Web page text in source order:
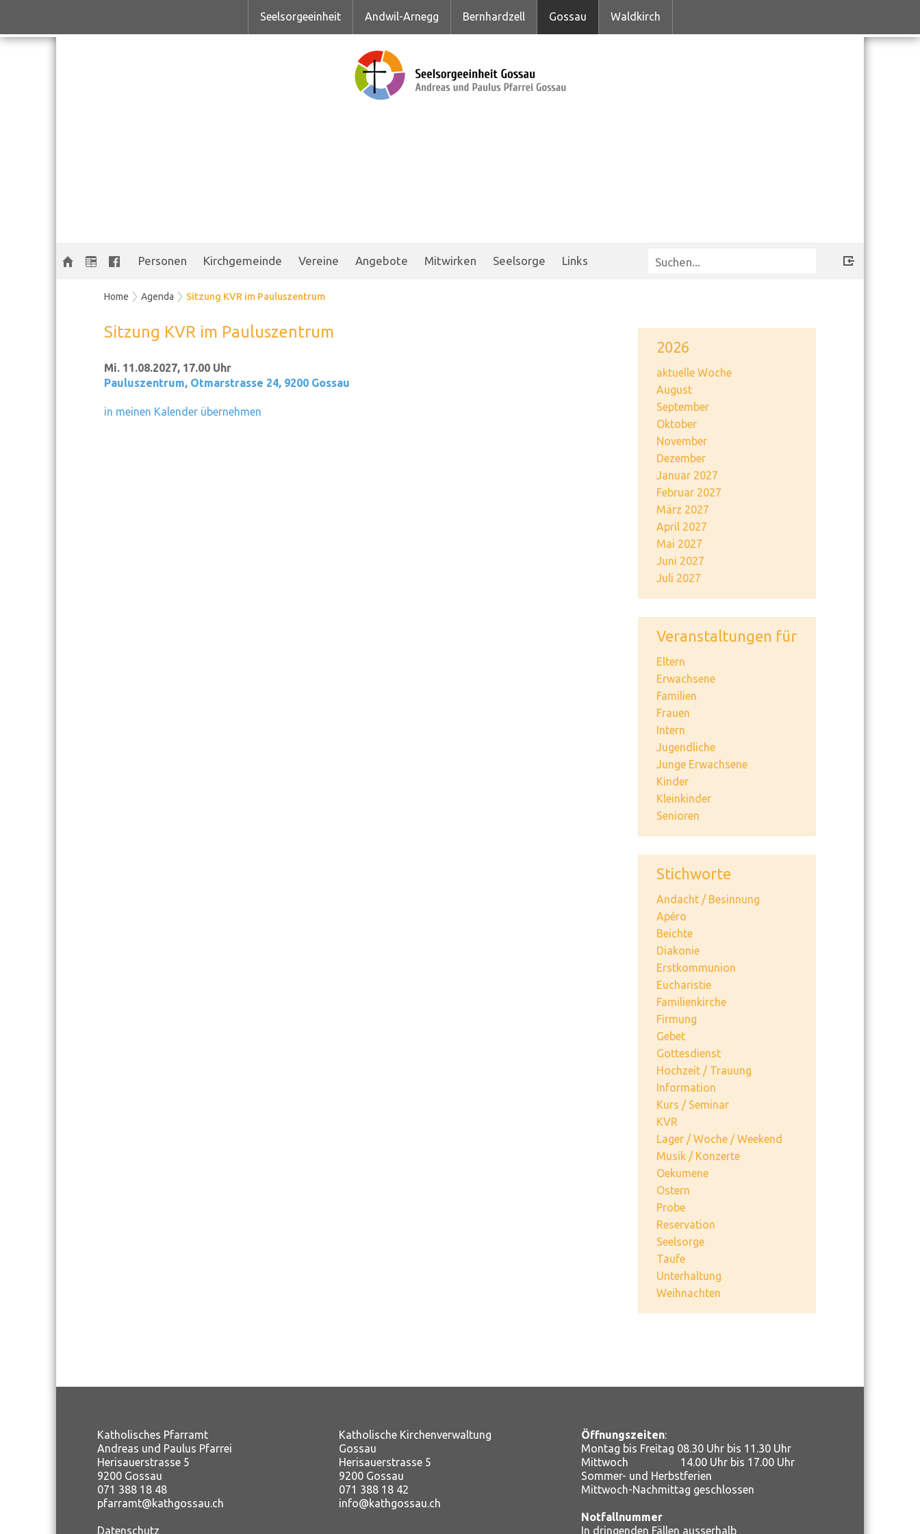
Seelsorgeeinheit Andwil-Arnegg Bernhardzell Gossau Waldkirch
Personen Kirchgemeinde Vereine Angebote Mitwirken Seelsorge Links
Home Agenda Sitzung KVR im Pauluszentrum
2026
aktuelle Woche
August
September
Oktober
November
Dezember
Januar 2027
Februar 2027
März 2027
April 2027
Mai 2027
Juni 2027
Juli 2027
Veranstaltungen für
Eltern
Erwachsene
Familien
Frauen
Intern
Jugendliche
Junge Erwachsene
Kinder
Kleinkinder
Senioren
Stichworte
Andacht / Besinnung
Apéro
Beichte
Diakonie
Erstkommunion
Eucharistie
Familienkirche
Firmung
Gebet
Gottesdienst
Hochzeit / Trauung
Information
Kurs / Seminar
KVR
Lager / Woche / Weekend
Musik / Konzerte
Oekumene
Ostern
Probe
Reservation
Seelsorge
Taufe
Unterhaltung
Weihnachten
Sitzung KVR im Pauluszentrum
Mi. 11.08.2027, 17.00 Uhr
Pauluszentrum, Otmarstrasse 24, 9200 Gossau
in meinen Kalender übernehmen
Katholisches Pfarramt
Andreas und Paulus Pfarrei
Herisauerstrasse 5
9200 Gossau
071 388 18 48
pfarramt@kathgossau.ch
Datenschutz
Katholische Kirchenverwaltung
Gossau
Herisauerstrasse 5
9200 Gossau
071 388 18 42
info@kathgossau.ch
Öffnungszeiten:
Montag bis Freitag 08.30 Uhr bis 11.30 Uhr
Mittwoch 14.00 Uhr bis 17.00 Uhr
Sommer- und Herbstferien
Mittwoch-Nachmittag geschlossen
Notfallnummer
In dringenden Fällen ausserhalb